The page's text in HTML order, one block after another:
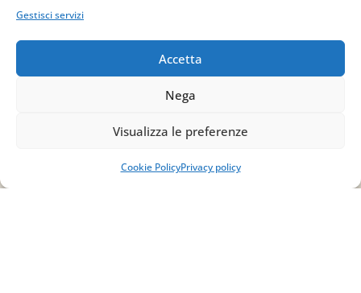
Gestisci servizi
Accetta
Nega
Visualizza le preferenze
Cookie PolicyPrivacy policy
via Sant’Alessio, 5
83030 Venticano (AV)
Email